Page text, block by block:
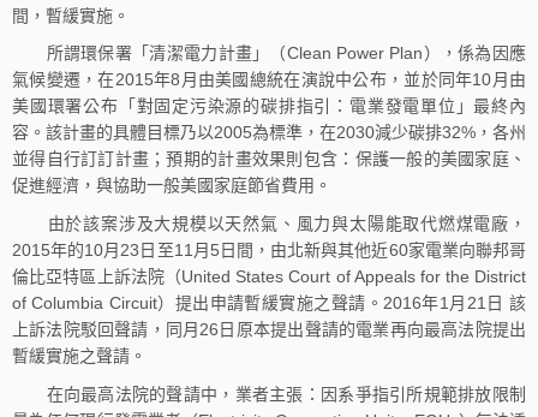
間，暫緩實施。
所謂環保署「清潔電力計畫」（Clean Power Plan），係為因應
氣候變遷，在2015年8月由美國總統在演說中公布，並於同年10月由
美國環署公布「對固定污染源的碳排指引：電業發電單位」最終內
容。該計畫的具體目標乃以2005為標準，在2030減少碳排32%，各州
並得自行訂訂計畫；預期的計畫效果則包含：保護一般的美國家庭、
促進經濟，與協助一般美國家庭節省費用。
由於該案涉及大規模以天然氣、風力與太陽能取代燃煤電廠，
2015年的10月23日至11月5日間，由北新與其他近60家電業向聯邦哥
倫比亞特區上訴法院（United States Court of Appeals for the District
of Columbia Circuit）提出申請暫緩實施之聲請。2016年1月21日 該
上訴法院駁回聲請，同月26日原本提出聲請的電業再向最高法院提出
暫緩實施之聲請。
在向最高法院的聲請中，業者主張：因系爭指引所規範排放限制